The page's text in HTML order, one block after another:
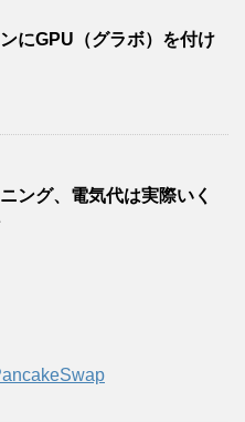
にGPU（グラボ）を付け
ング、電気代は実際いく